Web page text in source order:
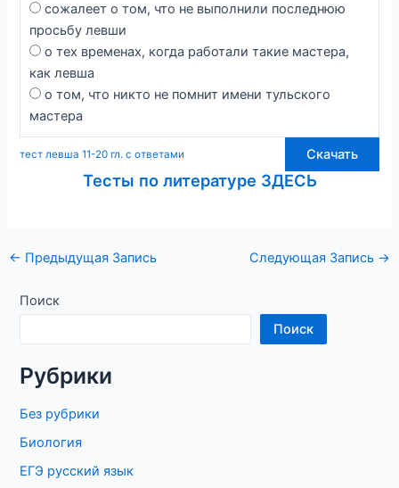
сожалеет о том, что не выполнили последнюю
просьбу левши
о тех временах, когда работали такие мастера,
как левша
о том, что никто не помнит имени тульского
мастера
тест левша 11-20 гл. с ответами Скачать
Тесты по литературе ЗДЕСЬ
Навигация
записям
← Предыдущая Запись Следующая Запись →
Поиск
Поиск
Рубрики
Без рубрики
Биология
ЕГЭ русский язык